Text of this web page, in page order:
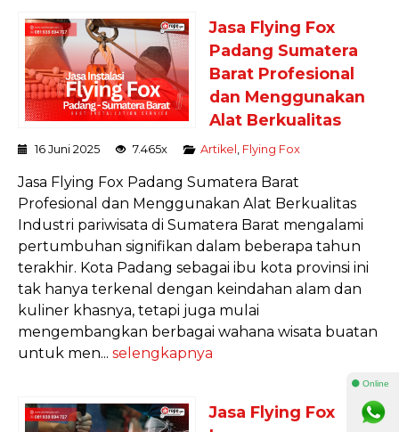
Jasa Flying Fox
Padang Sumatera
Barat Profesional
dan Menggunakan
Alat Berkualitas
16 Juni 2025 7.465x Artikel Flying Fox
Jasa Flying Fox Padang Sumatera Barat
Profesional dan Menggunakan Alat Berkualitas
Industri pariwisata di Sumatera Barat mengalami
pertumbuhan signifikan dalam beberapa tahun
terakhir. Kota Padang sebagai ibu kota provinsi ini
tak hanya terkenal dengan keindahan alam dan
kuliner khasnya, tetapi juga mulai
mengembangkan berbagai wahana wisata buatan
untuk men... selengkapnya
Jasa Flying Fox
⚫ Online